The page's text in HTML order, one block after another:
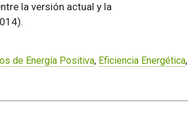
la versión actual y la
de Energía Positiva, Eficiencia Energética,